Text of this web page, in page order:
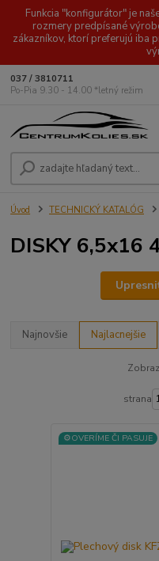
Funkcia "konfigurátor" je
rozmery predpísané
zákazníkov, ktorí preferujú iba
037 / 3810711
Po-Pia 9.30 - 14.00 *letný režim
Úvod TECHNICKÝ KATALÓG
DISKY 6,5x16
Najnovšie Najlacnejšie
strana
⚙️OVERÍME ČI PASUJE